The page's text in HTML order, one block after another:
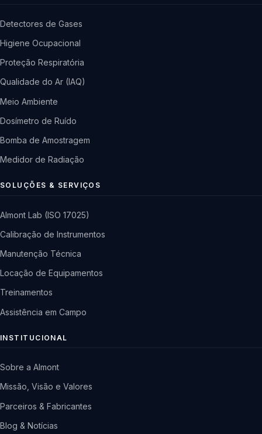
Detectores de Gases
Higiene Ocupacional
Proteção Respiratória
Qualidade do Ar (IAQ)
Meio Ambiente
Dosímetro de Ruído
Bomba de Amostragem
Medidor de Radiação
SOLUÇÕES & SERVIÇOS
Almont Lab (ISO 17025)
Calibração de Instrumentos
Manutenção Técnica
Locação de Equipamentos
Treinamentos
Assistência em Campo
INSTITUCIONAL
Sobre a Almont
Missão, Visão e Valores
Parceiros & Fabricantes
Blog & Notícias